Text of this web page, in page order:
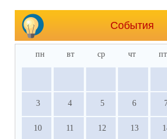
События
пн вт ср чт пт
3 4 5 6
10 11 12 13